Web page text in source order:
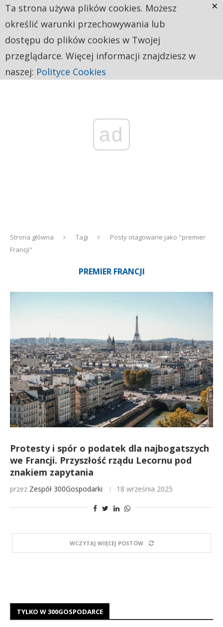
ad
Strona główna Tagi
Posty otagowane jako "premier
Francji"
PREMIER FRANCJI
Protesty i spór o podatek dla najbogatszych
we Francji. Przyszłość rządu Lecornu pod
znakiem zapytania
przez Zespół 300Gospodarki 18 września 2025
WCZYTAJ WIĘCEJ POSTÓW
TYLKO W 300GOSPODARCE
Ta strona używa plików cookies. Możesz
określić warunki przechowywania lub
dostępu do plików cookies w Twojej
przeglądarce. Więcej informacji znajdziesz w
naszej: Polityce Cookies
×